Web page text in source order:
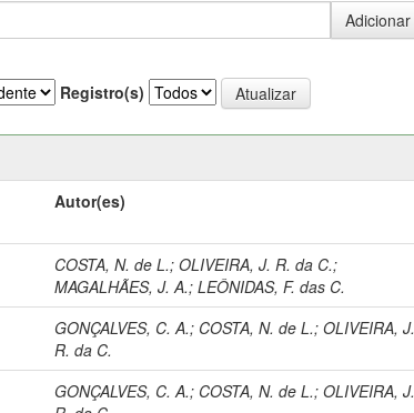
Registro(s)
Autor(es)
COSTA, N. de L.;OLIVEIRA, J. R. da C.;
MAGALHÃES, J. A.;LEÔNIDAS, F. das C.
GONÇALVES, C. A.; COSTA, N. de L.;OLIVEIRA, J.
R. da C.
GONÇALVES, C. A.; COSTA, N. de L.;OLIVEIRA, J.